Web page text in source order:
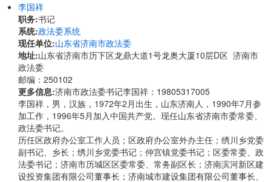
李国祥
职务:书记
系统:政法委系统
现任单位:山东省济南市政法委
地址:山东省济南市历下区龙鼎大道1号龙奥大厦10层D区 济南市
政法委
邮编：250102
更多信息:济南市政法委书记李国祥：19805317005
李国祥，男，汉族，1972年2月出生，山东济南人，1990年7月参
加工作，1996年5月加入中国共产党。现任山东省济南市委常委、
政法委书记。
历任区政府办公室工作人员；区政府办公室外办主任；绣川乡党委
副书记、乡长；绣川乡党委书记；仲宫镇党委书记；区委常委、政
法委书记；济南市历城区区委常委、常务副区长；济南滨河新区建
设投资集团有限公司董事长；济南城市建设集团有限公司董事长、